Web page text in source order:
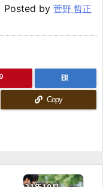
Posted by 菅野 哲正
B!
Copy